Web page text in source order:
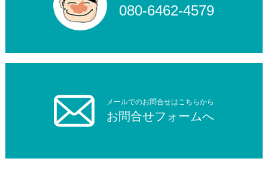
080-6462-4579
メールでのお問合せはこちらから
お問合せフォームへ